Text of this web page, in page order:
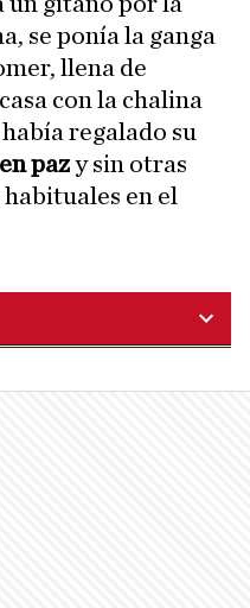
se ponía la ganga
llena de
con la chalina
regalado su
pazy sin otras
en el